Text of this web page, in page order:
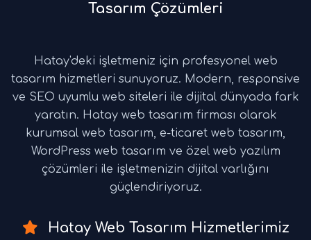
Tasarım Çözümleri
Hatay'deki işletmeniz için profesyonel web
tasarım hizmetleri sunuyoruz. Modern, responsive
ve SEO uyumlu web siteleri ile dijital dünyada fark
yaratın. Hatay web tasarım firması olarak
kurumsal web tasarım, e-ticaret web tasarım,
WordPress web tasarım ve özel web yazılım
çözümleri ile işletmenizin dijital varlığını
güçlendiriyoruz.
Hatay Web Tasarım Hizmetlerimiz